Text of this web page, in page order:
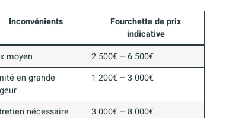
Inconvénients
Fourchette de prix
indicative
moyen
2 500€ – 6 500€
en grande
1 200€ – 3 000€
nécessaire 3 000€ – 8 000€